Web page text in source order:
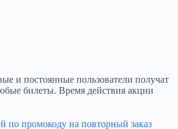
и постоянные пользователи получат
билеты. Время действия акции